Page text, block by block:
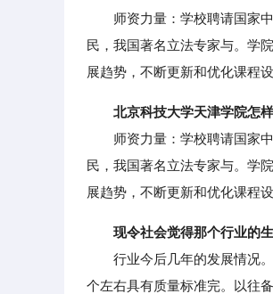
师资力量：学校聘请国家中
民，我国著名立法专家与。学
展趋势，不断更新和优化课程
北京科技大学天津学院怎样
师资力量：学校聘请国家中
民，我国著名立法专家与。学
展趋势，不断更新和优化课程
现令社会觉得那个行业的
行业今后几年的发展情况。
个左右具有质量标准完。以往